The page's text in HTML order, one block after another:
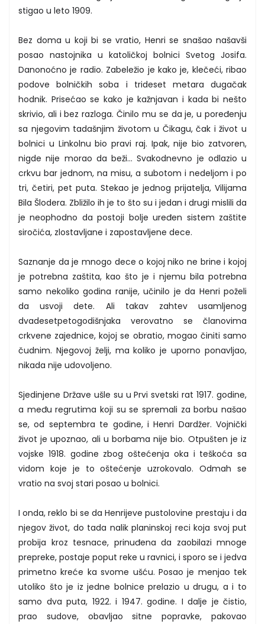
stigao u leto 1909.
Bez doma u koji bi se vratio, Henri se snašao našavši
posao nastojnika u katoličkoj bolnici Svetog Josifa.
Danonoćno je radio. Zabeležio je kako je, klečeći, ribao
podove bolničkih soba i trideset metara dugačak
hodnik. Prisećao se kako je kažnjavan i kada bi nešto
skrivio, ali i bez razloga. Činilo mu se da je, u poređenju
sa njegovim tadašnjim životom u Čikagu, čak i život u
bolnici u Linkolnu bio pravi raj. Ipak, nije bio zatvoren,
nigde nije morao da beži… Svakodnevno je odlazio u
crkvu bar jednom, na misu, a subotom i nedeljom i po
tri, četiri, pet puta. Stekao je jednog prijatelja, Vilijama
Bila Šlodera. Zbližilo ih je to što su i jedan i drugi mislili da
je neophodno da postoji bolje uređen sistem zaštite
siročića, zlostavljane i zapostavljene dece.
Saznanje da je mnogo dece o kojoj niko ne brine i kojoj
je potrebna zaštita, kao što je i njemu bila potrebna
samo nekoliko godina ranije, učinilo je da Henri poželi
da usvoji dete. Ali takav zahtev usamljenog
dvadesetpetogodišnjaka verovatno se članovima
crkvene zajednice, kojoj se obratio, mogao činiti samo
čudnim. Njegovoj želji, ma koliko je uporno ponavljao,
nikada nije udovoljeno.
Sjedinjene Države ušle su u Prvi svetski rat 1917. godine,
a među regrutima koji su se spremali za borbu našao
se, od septembra te godine, i Henri Dardžer. Vojnički
život je upoznao, ali u borbama nije bio. Otpušten je iz
vojske 1918. godine zbog oštećenja oka i teškoća sa
vidom koje je to oštećenje uzrokovalo. Odmah se
vratio na svoj stari posao u bolnici.
I onda, reklo bi se da Henrijeve pustolovine prestaju i da
njegov život, do tada nalik planinskoj reci koja svoj put
probija kroz tesnace, prinuđena da zaobilazi mnoge
prepreke, postaje poput reke u ravnici, i sporo se i jedva
primetno kreće ka svome ušću. Posao je menjao tek
utoliko što je iz jedne bolnice prelazio u drugu, a i to
samo dva puta, 1922. i 1947. godine. I dalje je čistio,
prao sudove, obavljao sitne popravke, pakovao